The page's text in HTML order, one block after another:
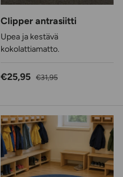
Clipper antrasiitti
Upea ja kestävä
kokolattiamatto.
Alennushinta
€25,95 Normaalihinta
€31,95